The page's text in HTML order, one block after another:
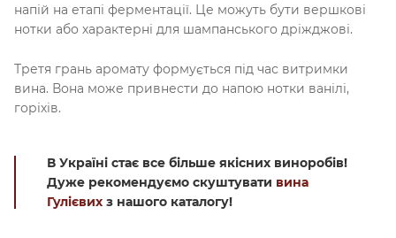
напій на етапі ферментації. Це можуть бути вершкові
нотки або характерні для шампанського дріжджові.
Третя грань аромату формується під час витримки
вина. Вона може привнести до напою нотки ванілі,
горіхів.
В Україні стає все більше якісних виноробів!
Дуже рекомендуємо скуштувати вина
Гулієвих з нашого каталогу!